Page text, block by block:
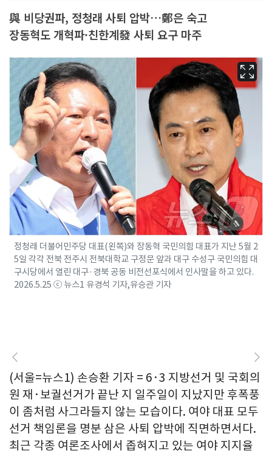
與 비당권파, 정청래 사퇴 압박…鄭은 숙고
장동혁도 개혁파·친한계發 사퇴 요구 마주
정청래 더불어민주당 대표(왼쪽)와 장동혁 국민의힘 대표가 지난 5월 2
5일 각각 전북 전주시 전북대학교 구정문 앞과 대구 수성구 국민의힘 대
구시당에서 열린 대구·경북 공동 비전선포식에서 인사말을 하고 있다.
2026.5.25 ⓒ 뉴스1 유경석 기자,유승관 기자
(서울=뉴스1) 손승환 기자 = 6·3 지방선거 및 국회의
원 재·보궐선거가 끝난 지 일주일이 지났지만 후폭풍
이 좀처럼 사그라들지 않는 모습이다. 여야 대표 모두
선거 책임론을 명분 삼은 사퇴 압박에 직면하면서다.
최근 각종 여론조사에서 좁혀지고 있는 여야 지지율